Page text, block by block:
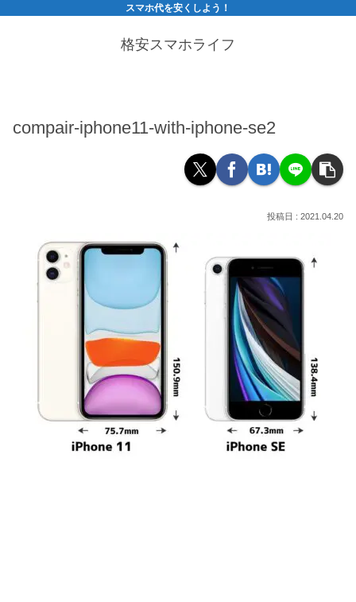
スマホ代を安くしよう！
格安スマホライフ
compair-iphone11-with-iphone-se2
2021.04.20